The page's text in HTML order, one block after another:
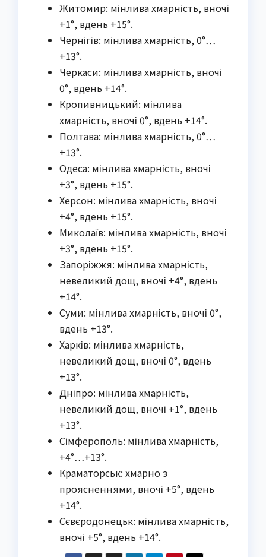
Житомир: мінлива хмарність, вночі
+1°, вдень +15°.
Чернігів: мінлива хмарність, 0°…
+13°.
Черкаси: мінлива хмарність, вночі
0°, вдень +14°.
Кропивницький: мінлива
хмарність, вночі 0°, вдень +14°.
Полтава: мінлива хмарність, 0°…
+13°.
Одеса: мінлива хмарність, вночі
+3°, вдень +15°.
Херсон: мінлива хмарність, вночі
+4°, вдень +15°.
Миколаїв: мінлива хмарність, вночі
+3°, вдень +15°.
Запоріжжя: мінлива хмарність,
невеликий дощ, вночі +4°, вдень
+14°.
Суми: мінлива хмарність, вночі 0°,
вдень +13°.
Харків: мінлива хмарність,
невеликий дощ, вночі 0°, вдень
+13°.
Дніпро: мінлива хмарність,
невеликий дощ, вночі +1°, вдень
+13°.
Сімферополь: мінлива хмарність,
+4°…+13°.
Краматорськ: хмарно з
проясненнями, вночі +5°, вдень
+14°.
Сєвєродонецьк: мінлива хмарність,
вночі +5°, вдень +14°.